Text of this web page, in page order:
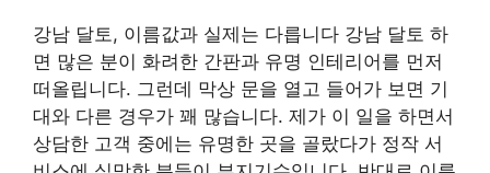
강남 달토, 이름값과 실제는 다릅니다 강남 달토 하
면 많은 분이 화려한 간판과 유명 인테리어를 먼저
떠올립니다. 그런데 막상 문을 열고 들어가 보면 기
대와 다른 경우가 꽤 많습니다. 제가 이 일을 하면서
상담한 고객 중에는 유명한 곳을 골랐다가 정작 서